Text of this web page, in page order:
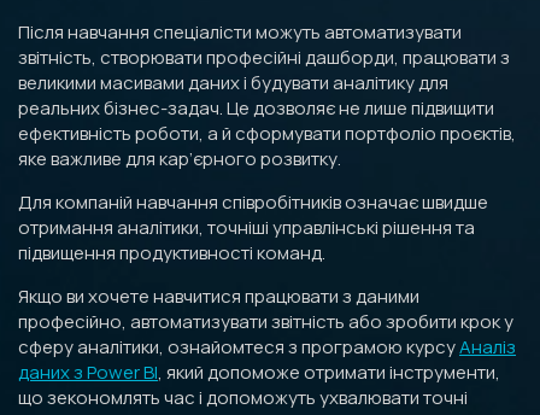
Після навчання спеціалісти можуть автоматизувати
звітність, створювати професійні дашборди, працювати з
великими масивами даних і будувати аналітику для
реальних бізнес-задач. Це дозволяє не лише підвищити
ефективність роботи, а й сформувати портфоліо проєктів,
яке важливе для кар’єрного розвитку.
Для компаній навчання співробітників означає швидше
отримання аналітики, точніші управлінські рішення та
підвищення продуктивності команд.
Якщо ви хочете навчитися працювати з даними
професійно, автоматизувати звітність або зробити крок у
сферу аналітики, ознайомтеся з програмою курсуАналіз
даних з Power BI, який допоможе отримати інструменти,
що зекономлять час і допоможуть ухвалювати точні